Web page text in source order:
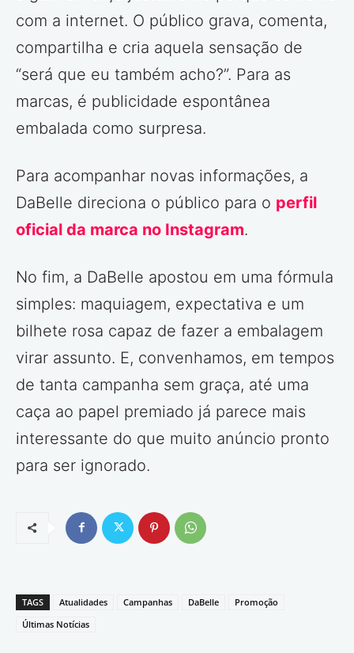
com a internet. O público grava, comenta,
compartilha e cria aquela sensação de
“será que eu também acho?”. Para as
marcas, é publicidade espontânea
embalada como surpresa.
Para acompanhar novas informações, a
DaBelle direciona o público para o perfil
oficial da marca no Instagram.
No fim, a DaBelle apostou em uma fórmula
simples: maquiagem, expectativa e um
bilhete rosa capaz de fazer a embalagem
virar assunto. E, convenhamos, em tempos
de tanta campanha sem graça, até uma
caça ao papel premiado já parece mais
interessante do que muito anúncio pronto
para ser ignorado.
TAGS Atualidades Campanhas DaBelle
Promoção
Últimas Notícias